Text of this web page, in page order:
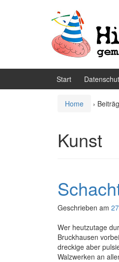
Start
Home ›
Kunst
Geschrieben am
Wer heutzutage
Bruckhausen
dreckige aber
Walzwerken an